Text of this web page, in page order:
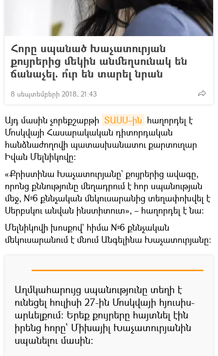
Հորը սպանած Խաչատուրյան
քույրերից մեկին անմեղսունակ են
ճանաչել. ո՞ւր են տարել նրան
8 սեպտեմբերի 2018, 21:43
Այդ մասին չորեքշաբթի ՏԱՍՍ–ին հաղորդել է
Մոսկվայի Հասարակական դիտորդական
հանձնաժողովի պատասխանատու քարտուղար
Իվան Մելնիկովը։
«Քրիստինա Խաչատուրյանը` քույրերից ավագը,
որոնց քննությունը մեղադրում է հոր սպանության
մեջ, №6 քննչական մեկուսարանից տեղափոխվել է
Սերբսկու անվան ինստիտուտ», – հաղորդել է նա։
Մելնիկովի խոսքով` հիմա №6 քննչական
մեկուսարանում է մնում Անգելինա Խաչատուրյանը։
Աղմկահարույց սպանությունը տեղի է
ունեցել հուլիսի 27-ին Մոսկվայի հյուսիս-
արևելքում։ Երեք քույրերը հայտնել էին
իրենց հորը` Միխայիլ Խաչատուրյանին
սպանելու մասին։